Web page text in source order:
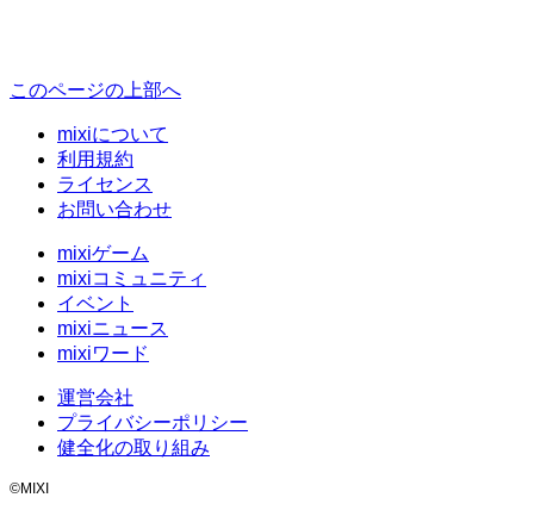
このページの上部へ
mixiについて
利用規約
ライセンス
お問い合わせ
mixiゲーム
mixiコミュニティ
イベント
mixiニュース
mixiワード
運営会社
プライバシーポリシー
健全化の取り組み
©MIXI